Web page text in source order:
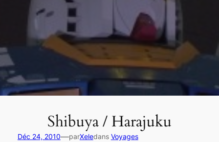
Shibuya / Harajuku
Déc 24, 2010—parXeledans Voyages